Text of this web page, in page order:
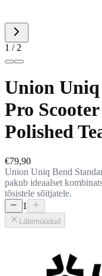
1 / 2
Union
Pro
Polished
€79,90
Union Uniq Bend
pakub ideaalset
tõsistele sõitjatele.
1
Läbimüüdud